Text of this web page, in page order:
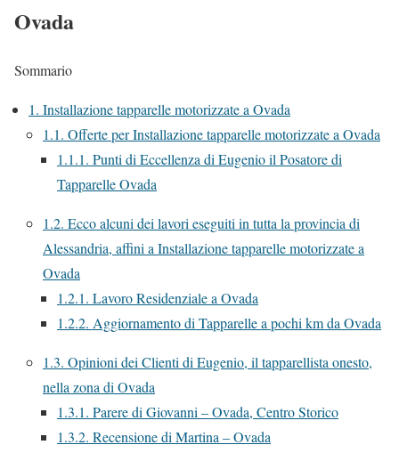
Ovada
Sommario
1. Installazione tapparelle motorizzate a Ovada
1.1. Offerte per Installazione tapparelle motorizzate a Ovada
1.1.1. Punti di Eccellenza di Eugenio il Posatore di
Tapparelle Ovada
1.2. Ecco alcuni dei lavori eseguiti in tutta la provincia di
Alessandria, affini a Installazione tapparelle motorizzate a
Ovada
1.2.1. Lavoro Residenziale a Ovada
1.2.2. Aggiornamento di Tapparelle a pochi km da Ovada
1.3. Opinioni dei Clienti di Eugenio, il tapparellista onesto,
nella zona di Ovada
1.3.1. Parere di Giovanni – Ovada, Centro Storico
1.3.2. Recensione di Martina – Ovada